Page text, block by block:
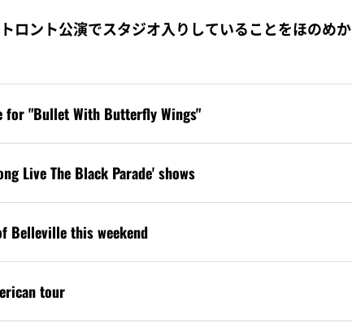
トロント公演でスタジオ入りしていることをほのめか
for "Bullet With Butterfly Wings"
Live The Black Parade' shows
Belleville this weekend
tour